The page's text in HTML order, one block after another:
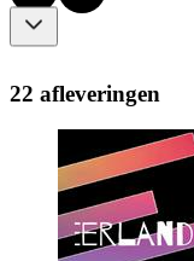
22 afleveringen